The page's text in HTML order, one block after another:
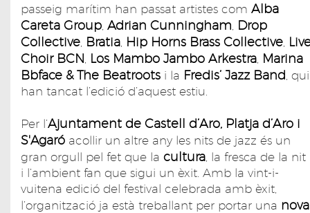
passeig marítim han passat artistes com Alba
Careta Group Adrian Cunningham Drop
Collective Bratia Hip Horns Brass Collective
Choir BCN Los Mambo Jambo Arkestra Marina
Bbface & The Beatroots i la Fredis’ Jazz Band , qui
han tancat l’edició d’aquest estiu.
Per l’Ajuntament de Castell d’Aro, Platja d’Aro i
S'Agaró acollir un altre any les nits de jazz és un
gran orgull pel fet que la cultura , la fresca de la nit
i l’ambient fan que sigui un èxit. Amb la vint-i-
vuitena edició del festival celebrada amb èxit,
l’organització ja està treballant per portar una nova